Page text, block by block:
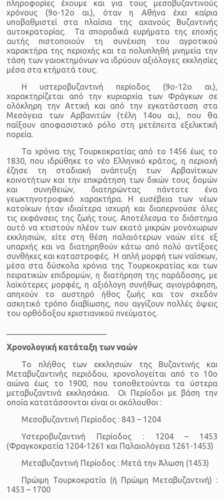
πληροφορίες έχουμε και για τους μεσοβυζαντινούς
χρόνους (9ο-12ο αι.), όταν η Αθήνα έχει καίρια
υποβαθμιστεί στα πλαίσια της αχανούς Βυζαντινής
αυτοκρατορίας. Τα σποραδικά ευρήματα της εποχής
αυτής πιστοποιούν τη συνέχιση του αγροτικού
χαρακτήρα της περιοχής και τα πολυπληθή μνημεία την
τάση των γαιοκτημόνων να ιδρύουν αξιόλογες εκκλησίες
μέσα στα κτήματά τους.
Η υστεροβυζαντινή περίοδος (9ο-12ο αι.),
χαρακτηρίζεται από την κυριαρχία των Φράγκων σε
ολόκληρη την Αττική και από την εγκατάσταση στα
Μεσόγεια των Αρβανιτών (τέλη 14ου αι.), που θα
παίξουν αποφασιστικό ρόλο στη μετέπειτα εξελικτική
πορεία.
Τα χρόνια της Τουρκοκρατίας από το 1456 έως το
1830, που ιδρύθηκε το νέο Ελληνικό κράτος, η περιοχή
έζησε τη σταδιακή ανάπτυξη των Αρβανίτικων
κοινοτήτων και την επικράτηση των δικών τους δομών
και συνηθειών, διατηρώντας πάντοτε ένα
γεωκτηνοτροφικό χαρακτήρα. Η ευσέβεια των νέων
κατοίκων ήταν ιδιαίτερα ισχυρή και διαπερνούσε όλες
τις εκφάνσεις της ζωής τους. Αποτέλεσμα το διάστημα
αυτό να κτιστούν πλέον των εκατό μικρών μονόχωρων
εκκλησιών, είτε στη θέση παλαιότερων ναών είτε εξ
υπαρχής και να διατηρηθούν κάτω από πολύ αντίξοες
συνθήκες και καταστροφές. Η απλή μορφή των ναΐσκων,
μέσα στα δύσκολα χρόνια της Τουρκοκρατίας και των
πειρατικών επιδρομών, η διατήρηση της παράδοσης, με
λαϊκότερες μορφές, η αξιόλογη συνήθως αγιογράφηση,
απηχούν το αυστηρό ήθος ζωής και τον σχεδόν
ασκητικό τρόπο διαβίωσης, που αγγίζουν πολλές όψεις
του ορθόδοξου χριστιανικού πνεύματος.
Χρονολογική κατάταξη των ναών
Το πλήθος των εκκλησιών της Βυζαντινής και
Μεταβυζαντινής περιόδου, χρονολογείται από το 10ο
αιώνα έως το 1900, που τοποθετούνται τα ύστερα
μεταβυζαντινά εκκλησάκια. Οι Περίοδοι με βάση την
οποία κατατάσσονται είναι οι ακόλουθοι :
Μεσοβυζαντινή Περίοδος : 843 – 1204
Υστεροβυζαντινή Περίοδος : 1204 – 1453
(Φραγκοκρατία 1204-1261 και Παλαιολόγεια 1261-1453)
Μεταβυζαντινή Περίοδος : Μετά την Άλωση (1453)
Πρώιμη Τουρκοκρατία (ή Πρώιμη Μεταβυζαντινή) :
1453 – 1700